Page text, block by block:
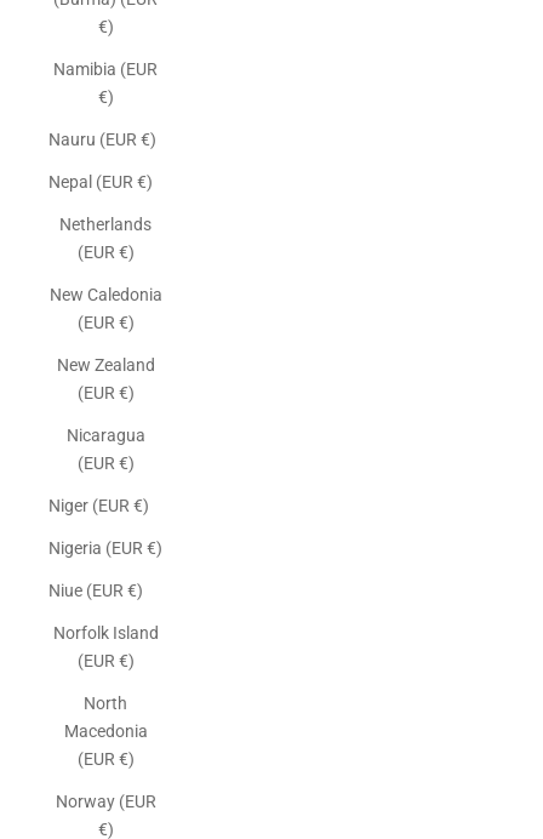
€)
Namibia (EUR
€)
Nauru (EUR €)
Nepal (EUR €)
Netherlands
(EUR €)
New Caledonia
(EUR €)
New Zealand
(EUR €)
Nicaragua
(EUR €)
Niger (EUR €)
Nigeria (EUR €)
Niue (EUR €)
Norfolk Island
(EUR €)
North
Macedonia
(EUR €)
Norway (EUR
€)